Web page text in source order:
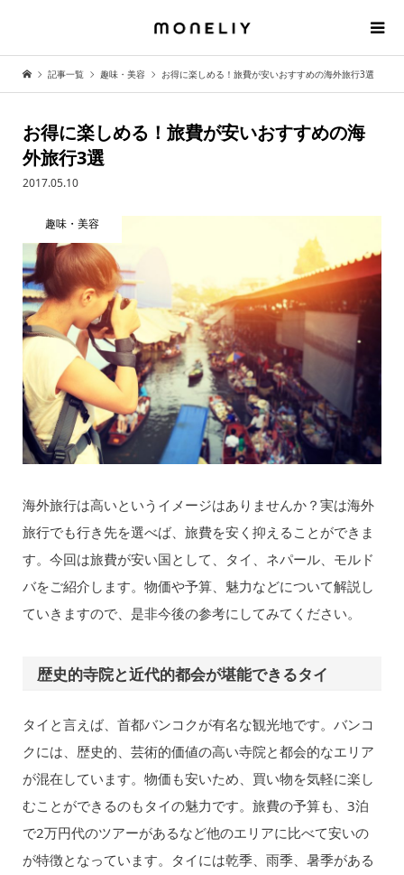
記事一覧 趣味・美容 お得に楽しめる！旅費が安いおすすめの海外旅行3選
お得に楽しめる！旅費が安いおすすめの海
外旅行3選
2017.05.10
趣味・美容
海外旅行は高いというイメージはありませんか？実は海外
旅行でも行き先を選べば、旅費を安く抑えることができま
す。今回は旅費が安い国として、タイ、ネパール、モルド
バをご紹介します。物価や予算、魅力などについて解説し
ていきますので、是非今後の参考にしてみてください。
歴史的寺院と近代的都会が堪能できるタイ
タイと言えば、首都バンコクが有名な観光地です。バンコ
クには、歴史的、芸術的価値の高い寺院と都会的なエリア
が混在しています。物価も安いため、買い物を気軽に楽し
むことができるのもタイの魅力です。旅費の予算も、3泊
で2万円代のツアーがあるなど他のエリアに比べて安いの
が特徴となっています。タイには乾季、雨季、暑季がある